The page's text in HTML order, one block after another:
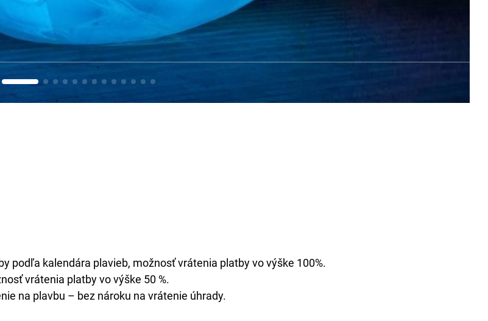
podľa kalendára plavieb, možnosť vrátenia platby vo výške 100%.
vrátenia platby vo výške 50 %.
na plavbu – bez nároku na vrátenie úhrady.